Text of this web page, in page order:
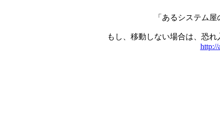
「あるシステム
もし、移動しない場合は、恐
http://